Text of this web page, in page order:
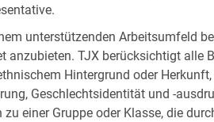
unterstützenden Arbeitsumfeld
TJX berücksichtigt alle
Hintergrund oder
Geschlechtsidentität und -
einer Gruppe oder Klasse, die